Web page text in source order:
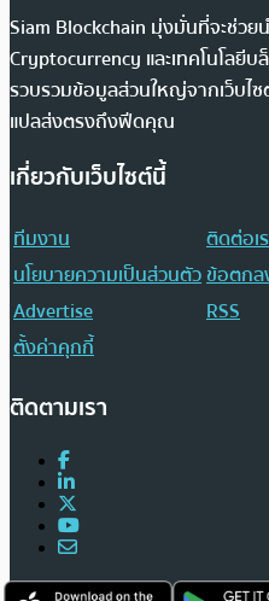
Siam Blockchain มุ่งมั่นที่จะช่วย
Cryptocurrency และเทคโนโลยีบ
รวบรวมข้อมูลส่วนใหญ่จากเว็บไซ
แปลส่งตรงถึงฟีดคุณ
เกี่ยวกับเว็บไซต์นี้
ทีมงาน
ติดต่อเ
นโยบายความเป็นส่วนตัวข้อตกล
Advertise
RSS
ตั้งค่าคุกกี้
ติดตามเรา